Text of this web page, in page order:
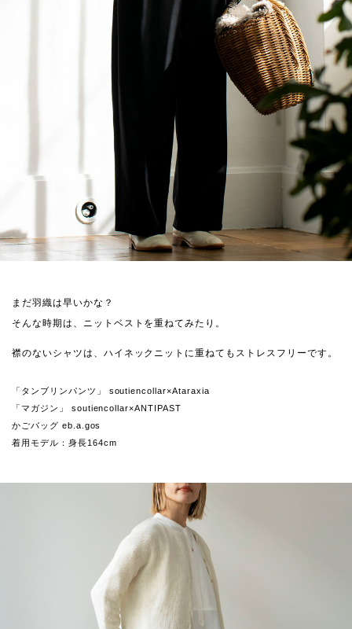
まだ羽織は早いかな？
そんな時期は、ニットベストを重ねてみたり。
襟のないシャツは、ハイネックニットに重ねてもストレスフリーです。
「タンブリンパンツ」 soutiencollar×Ataraxia
「マガジン」 soutiencollar×ANTIPAST
かごバッグ eb.a.gos
着用モデル：身長164cm